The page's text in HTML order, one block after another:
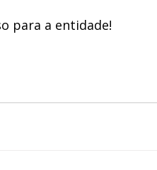
para a entidade!